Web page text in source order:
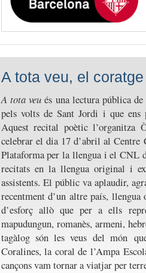
A tota veu, el coratge
A tota veu és una lectura pública
pels volts de Sant Jordi i que ens
Aquest recital poètic l’organitza
celebrar el dia 17 d’abril al
Plataforma per la llengua i el CNL
recitats en la llengua original i
assistents. El públic va aplaudir,
recentment d’un altre país,
d’esforç allò que per a ells
mapudungun, romanès, armeni,
tagàlog són les veus del món
Coralines, la coral de l’Ampa
cançons vam tornar a viatjar per